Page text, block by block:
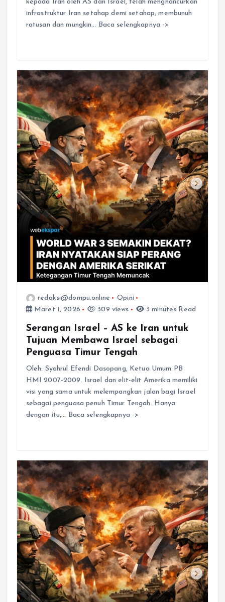
kepada Iran oleh AS dan Israel, telah menghancurkan
infrastruktur Iran setahap demi setahap, membunuh
ratusan dan mungkin… Baca selengkapnya ->
redaksi@dompu.online
Opini
Maret 1, 2026
309 views 3 minutes Read
Serangan Israel – AS ke Iran untuk
Tujuan Membawa Israel sebagai
Penguasa Timur Tengah
Oleh: Syahrul Efendi Dasopang, Ketua Umum PB
HMI 2007-2009. Israel dan elit-elit Amerika memiliki
visi yang sama untuk melempangkan jalan bagi Israel
sebagai penguasa penuh Timur Tengah. Hanya
dengan itu,… Baca selengkapnya ->